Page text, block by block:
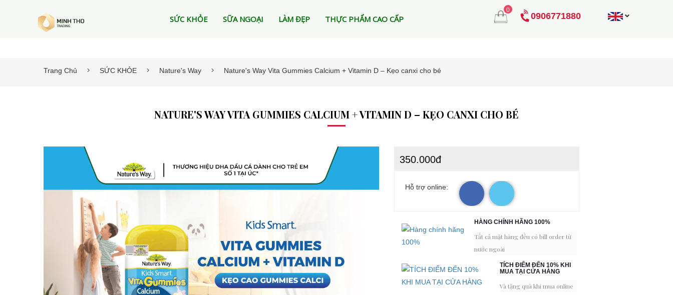
SỨC KHỎE SỮA NGOẠI LÀM ĐẸP THỰC PHẨM CAO CẤP
0
0906771880
Trang Chủ SỨC KHỎE Nature's Way Nature's Way Vita Gummies Calcium + Vitamin D – Kẹo canxi cho bé
NATURE'S WAY VITA GUMMIES CALCIUM + VITAMIN D – KẸO CANXI CHO BÉ
350.000đ
Hỗ trợ online:
HÀNG CHÍNH HÃNG 100%
Tất cả mặt hàng đều có bill order từ
nước ngoài
TÍCH ĐIỂM ĐẾN 10% KHI
MUA TẠI CỬA HÀNG
Và tặng quà khi mua online